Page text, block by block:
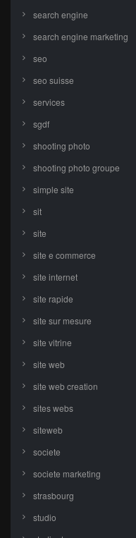
search engine
search engine marketing
seo
seo suisse
services
sgdf
shooting photo
shooting photo groupe
simple site
sit
site
site e commerce
site internet
site rapide
site sur mesure
site vitrine
site web
site web creation
sites webs
siteweb
societe
societe marketing
strasbourg
studio